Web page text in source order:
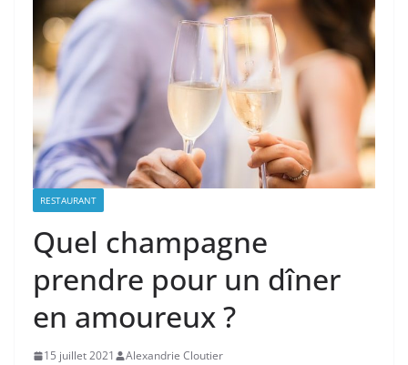
RESTAURANT
Quel champagne
prendre pour un dîner
en amoureux ?
15 juillet 2021 Alexandrie Cloutier